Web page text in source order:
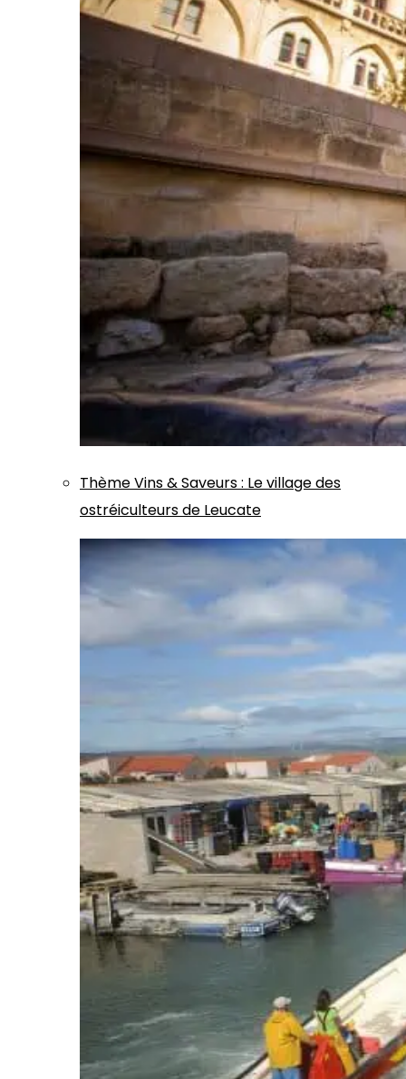
ThèmeVins & Saveurs: Le village des
ostréiculteurs de Leucate